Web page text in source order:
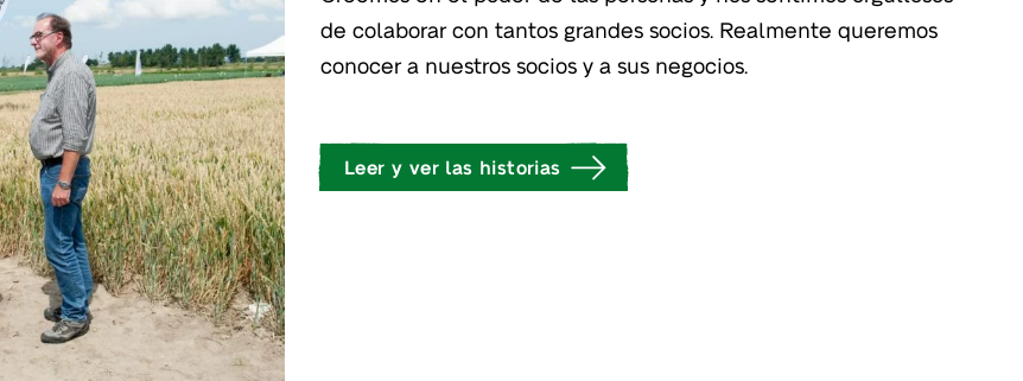
de colaborar con tantos grandes socios. Realmente queremos
conocer a nuestros socios y a sus negocios.
Leer y ver las historias